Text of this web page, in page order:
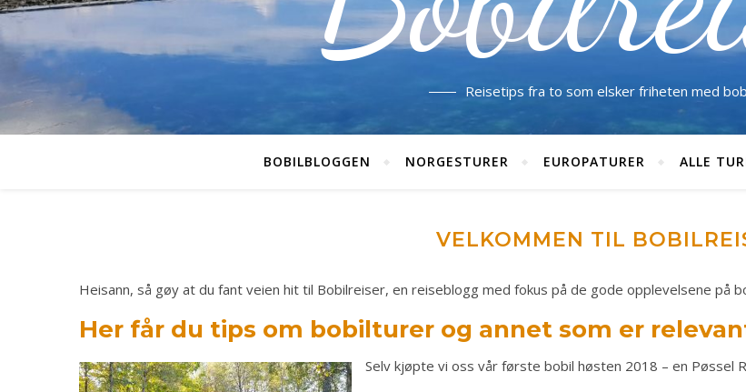
Reisetips fra to som elsker friheten med
BOBILBLOGGEN NORGESTURER EUROPATURER ALLE
VELKOMMEN TIL
Heisann, så gøy at du fant veien hit til Bobilreiser, en reiseblogg med fokus på de gode opplevelsene på
Her får du tips om bobilturer og annet som er
Selv kjøpte vi oss vår første bobil høsten 2018 – en Pøssel